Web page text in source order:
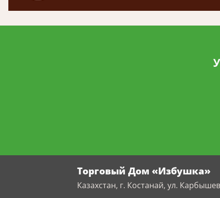
Торговый Дом «Избушка»
Казахстан, г. Костанай, ул.